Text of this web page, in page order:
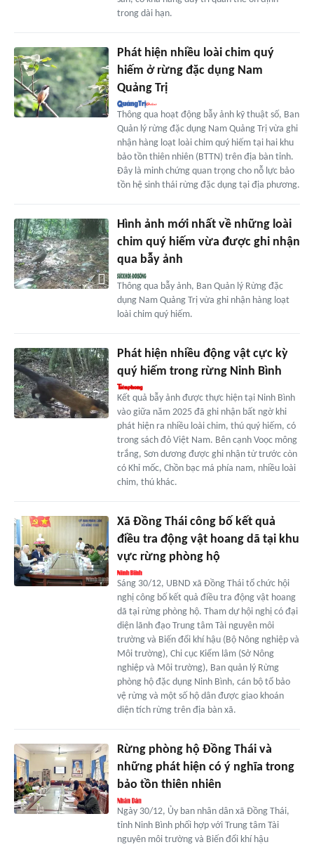
trong dài hạn.
Phát hiện nhiều loài chim quý
hiếm ở rừng đặc dụng Nam
Quảng Trị
Thông qua hoạt động bẫy ảnh kỹ thuật số, Ban
Quản lý rừng đặc dụng Nam Quảng Trị vừa ghi
nhận hàng loạt loài chim quý hiếm tại hai khu
bảo tồn thiên nhiên (BTTN) trên địa bàn tỉnh.
Đây là minh chứng quan trọng cho nỗ lực bảo
tồn hệ sinh thái rừng đặc dụng tại địa phương.
Hình ảnh mới nhất về những loài
chim quý hiếm vừa được ghi nhận
qua bẫy ảnh
Thông qua bẫy ảnh, Ban Quản lý Rừng đặc
dụng Nam Quảng Trị vừa ghi nhận hàng loạt
loài chim quý hiếm.
Phát hiện nhiều động vật cực kỳ
quý hiếm trong rừng Ninh Bình
Kết quả bẫy ảnh được thực hiện tại Ninh Bình
vào giữa năm 2025 đã ghi nhận bất ngờ khi
phát hiện ra nhiều loài chim, thú quý hiếm, có
trong sách đỏ Việt Nam. Bên cạnh Voọc mông
trắng, Sơn dương được ghi nhận từ trước còn
có Khỉ mốc, Chồn bạc má phía nam, nhiều loài
chim, thú khác.
Xã Đồng Thái công bố kết quả
điều tra động vật hoang dã tại khu
vực rừng phòng hộ
Sáng 30/12, UBND xã Đồng Thái tổ chức hội
nghị công bố kết quả điều tra động vật hoang
dã tại rừng phòng hộ. Tham dự hội nghị có đại
diện lãnh đạo Trung tâm Tài nguyên môi
trường và Biến đổi khí hậu (Bộ Nông nghiệp và
Môi trường), Chi cục Kiểm lâm (Sở Nông
nghiệp và Môi trường), Ban quản lý Rừng
phòng hộ đặc dụng Ninh Bình, cán bộ tổ bảo
vệ rừng và một số hộ dân được giao khoán
diện tích rừng trên địa bàn xã.
Rừng phòng hộ Đồng Thái và
những phát hiện có ý nghĩa trong
bảo tồn thiên nhiên
Ngày 30/12, Ủy ban nhân dân xã Đồng Thái,
tỉnh Ninh Bình phối hợp với Trung tâm Tài
nguyên môi trường và Biến đổi khí hậu